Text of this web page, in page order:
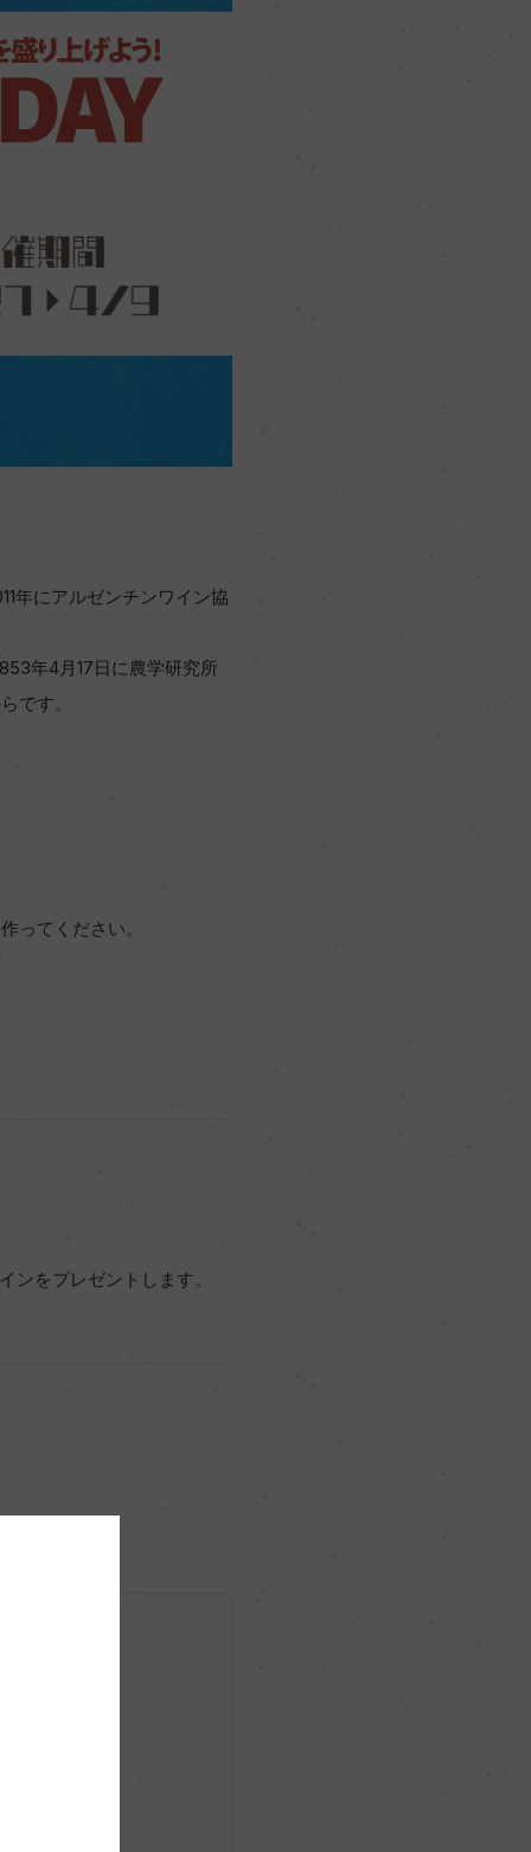
年にアルゼンチンワイン協
年4月17日に農学研究所
です。
ってください。
ンをプレゼントします。